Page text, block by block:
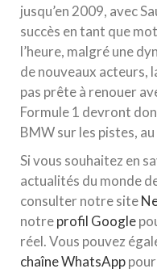
jusqu’en 2009, avec
succès en tant que
l’heure, malgré une
de nouveaux acteurs,
pas prête à renouer
Formule 1 devront
BMW sur les pistes,
Si vous souhaitez en
actualités du monde
consulter notre site
notreprofil Google
réel. Vous pouvez
chaîne WhatsApp